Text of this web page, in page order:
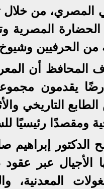
المصري، من
الحضارة المصرية
الحرفيين وشيوخ
عارضًا يقدمون
التاريخي
ومقصدًا
الدكتور إبراهيم
الأجيال عبر
المعدنية،